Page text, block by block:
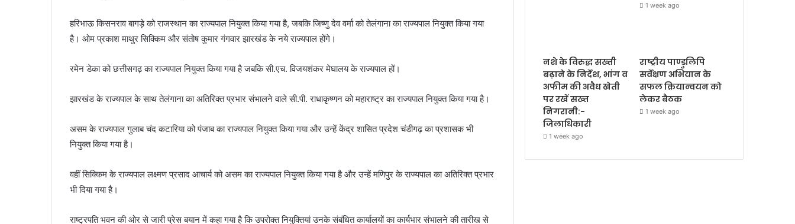
हरिभाऊ किसनराव बागड़े को राजस्थान का राज्यपाल नियुक्त किया गया है, जबकि जिष्णु देव वर्मा को तेलंगाना का राज्यपाल नियुक्त किया गया
है। ओम प्रकाश माथुर सिक्किम और संतोष कुमार गंगवार झारखंड के नये राज्यपाल होंगे।
रमेन डेका को छत्तीसगढ़ का राज्यपाल नियुक्त किया गया है जबकि सी.एच. विजयशंकर मेघालय के राज्यपाल हों।
झारखंड के राज्यपाल के साथ तेलंगाना का अतिरिक्त प्रभार संभालने वाले सी.पी. राधाकृष्णन को महाराष्ट्र का राज्यपाल नियुक्त किया गया है।
असम के राज्यपाल गुलाब चंद कटारिया को पंजाब का राज्यपाल नियुक्त किया गया और उन्हें केंद्र शासित प्रदेश चंडीगढ़ का प्रशासक भी
नियुक्त किया गया है।
वहीं सिक्किम के राज्यपाल लक्ष्मण प्रसाद आचार्य को असम का राज्यपाल नियुक्त किया गया है और उन्हें मणिपुर के राज्यपाल का अतिरिक्त प्रभार
भी दिया गया है।
राष्ट्रपति भवन की ओर से जारी प्रेस बयान में कहा गया है कि उपरोक्त नियुक्तियां उनके संबंधित कार्यालयों का कार्यभार संभालने की तारीख से
1 week ago
नशे के विरुद्ध सख्ती
बढ़ाने के निर्देश, भांग व
अफीम की अवैध खेती
पर रखें सख्त
निगरानी:-
जिलाधिकारी
1 week ago
राष्ट्रीय पाण्डुलिपि
सर्वेक्षण अभियान के
सफल क्रियान्वयन को
लेकर बैठक
1 week ago